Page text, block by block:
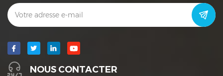
NOUS CONTACTER